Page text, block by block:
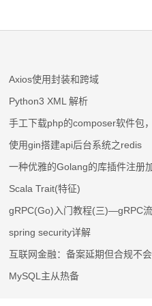
Axios使用封装和跨域
Python3 XML 解析
手工下载php的composer软件包
使用gin搭建api后台系统之redis
一种优雅的Golang的库插件注册
Scala Trait(特征)
gRPC(Go)入门教程(三)—gRPC
spring security详解
互联网金融：备案延期但合规不
MySQL主从热备